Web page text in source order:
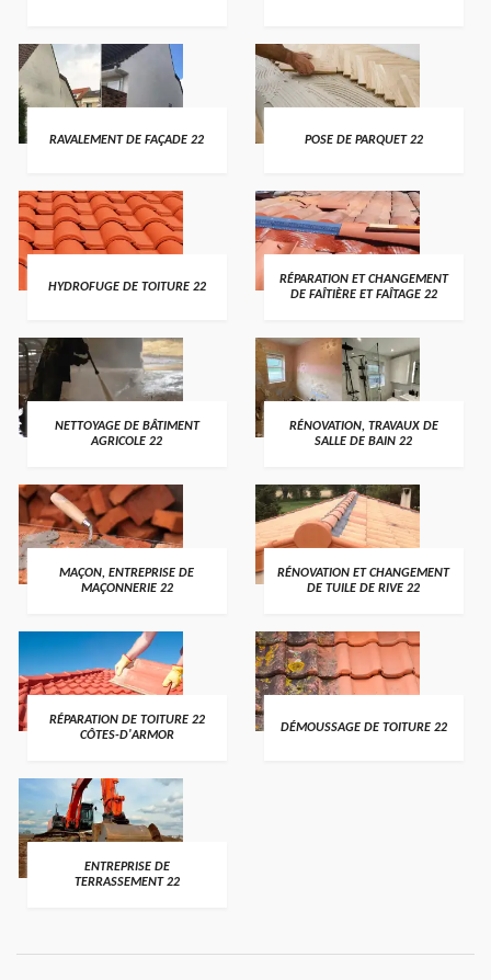
RAVALEMENT DE FAÇADE 22 POSE DE PARQUET 22
HYDROFUGE DE TOITURE 22
RÉPARATION ET CHANGEMENT
DE FAÎTIÈRE ET FAÎTAGE 22
NETTOYAGE DE BÂTIMENT
AGRICOLE 22
RÉNOVATION, TRAVAUX DE
SALLE DE BAIN 22
MAÇON, ENTREPRISE DE
MAÇONNERIE 22
RÉNOVATION ET CHANGEMENT
DE TUILE DE RIVE 22
RÉPARATION DE TOITURE 22
CÔTES-D'ARMOR
DÉMOUSSAGE DE TOITURE 22
ENTREPRISE DE
TERRASSEMENT 22